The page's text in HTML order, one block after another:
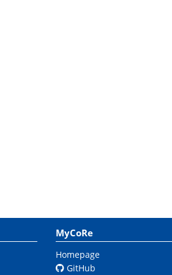
MyCoRe
Homepage
GitHub